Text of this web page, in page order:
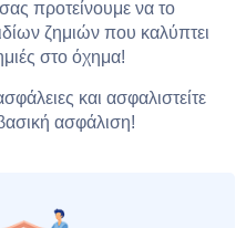
προτείνουμε να το
ζημιών που καλύπτει
στο όχημα!
και ασφαλιστείτε
ασφάλιση!